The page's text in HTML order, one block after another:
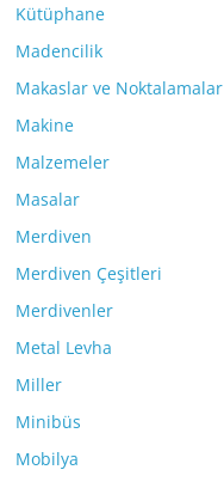
Kütüphane
Madencilik
Makaslar ve Noktalamalar
Makine
Malzemeler
Masalar
Merdiven
Merdiven Çeşitleri
Merdivenler
Metal Levha
Miller
Minibüs
Mobilya